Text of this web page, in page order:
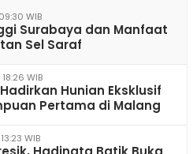
WIB
Surabaya dan Manfaat
Sel Saraf
WIB
Hunian Eksklusif
Pertama di Malang
WIB